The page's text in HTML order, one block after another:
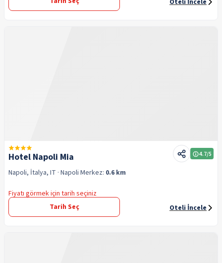
Oteli İncele
Hotel Napoli Mia 4.7/5
Napoli, İtalya, IT · Napoli Merkez: 0.6 km
Fiyatı görmek için tarih seçiniz
Tarih Seç
Oteli İncele